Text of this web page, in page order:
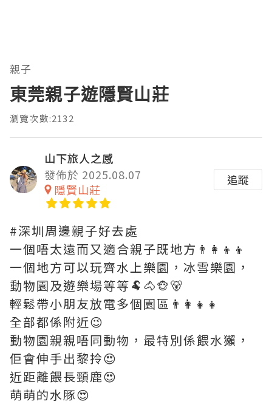
親子
東莞親子遊隱賢山莊
瀏覽次數:2132
山下旅人之感
發佈於 2025.08.07
隱賢山莊
追蹤
#深圳周邊親子好去處
一個唔太遠而又適合親子既地方👨‍👩‍👦‍👦
一個地方可以玩齊水上樂園，冰雪樂園，
動物園及遊樂場等等🐏🐴🐵🐻
輕鬆帶小朋友放電多個園區👨‍👩‍👧‍👧
全部都係附近😉
動物園親親唔同動物，最特別係餵水獺，
佢會伸手出黎拎😍
近距離餵長頸鹿😍
萌萌的水豚😍